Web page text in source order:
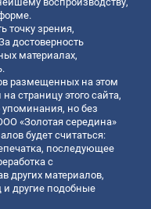
точку зрения,
достоверность
материалах,
размещенных на этом
страницу этого сайта,
упоминания, но без
«Золотая середина»
будет считаться:
последующее
с
других материалов,
и другие подобные